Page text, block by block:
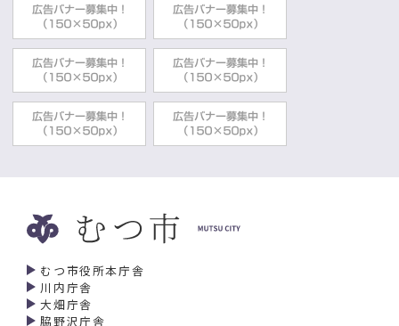
むつ市役所本庁舎
川内庁舎
大畑庁舎
脇野沢庁舎